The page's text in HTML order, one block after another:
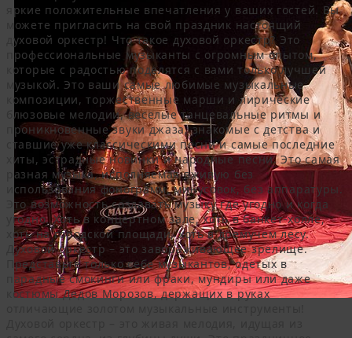
яркие положительные впечатления у ваших гостей. Вы
можете пригласить на свой праздник настоящий
духовой оркестр! Что такое духовой оркестр? Это
профессиональные музыканты с огромным опытом,
которые с радостью поделятся с вами только лучшей
музыкой. Это ваши самые любимые музыкальные
композиции, торжественные марши и лирические
блюзовые мелодии, веселые танцевальные ритмы и
проникновенные звуки джаза, знакомые с детства и
ставшие уже классическими песни и самые последние
хиты, эстрадные новинки и народные песни. Это самая
разная музыка, исполняемая вживую без
использования фонограмм, минусовок, без аппаратуры.
Это возможность создавать музыку где угодно и когда
угодно. Хоть в концертном зале, хоть в банкет-холле,
хоть на городской площади, хоть в дремучем лесу.
Духовой оркестр – это завораживающее зрелище.
Представьте только себе музыкантов, одетых в
парадные смокинги или фраки, мундиры или даже
костюмы Дедов Морозов, держащих в руках